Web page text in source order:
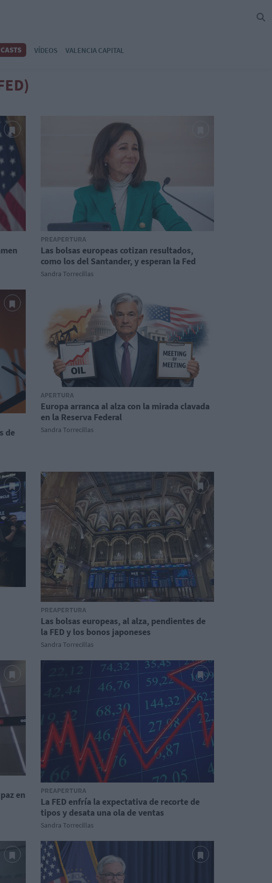
VÍDEOS VALENCIA CAPITAL
PREAPERTURA
Las bolsas europeas cotizan resultados,
como los del Santander, y esperan la Fed
Sandra Torrecillas
de
APERTURA
Europa arranca al alza con la mirada clavada
en la Reserva Federal
Sandra Torrecillas
PREAPERTURA
Las bolsas europeas, al alza, pendientes de
la FED y los bonos japoneses
Sandra Torrecillas
en
PREAPERTURA
La FED enfría la expectativa de recorte de
tipos y desata una ola de ventas
Sandra Torrecillas